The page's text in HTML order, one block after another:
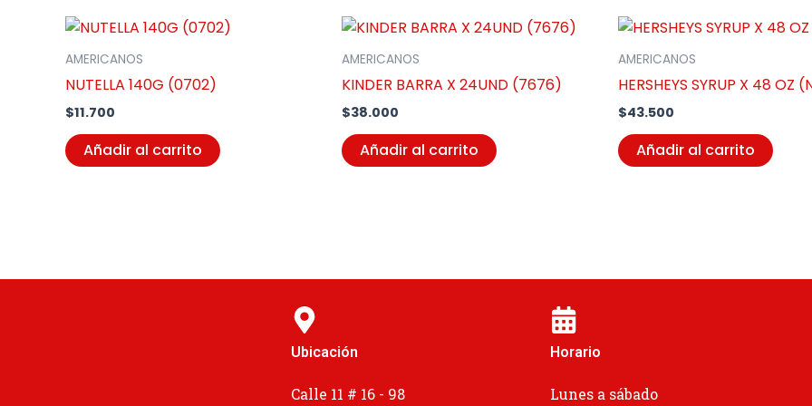
AMERICANOS
NUTELLA 140G (0702)
$11.700
Añadir al carrito
AMERICANOS
KINDER BARRA X 24UND (7676)
$38.000
Añadir al carrito
AMERICANOS
HERSHEYS SYRUP X 48 OZ
$43.500
Añadir al carrito
Ubicación
Calle 11 # 16 - 98
Horario
Lunes a sábado